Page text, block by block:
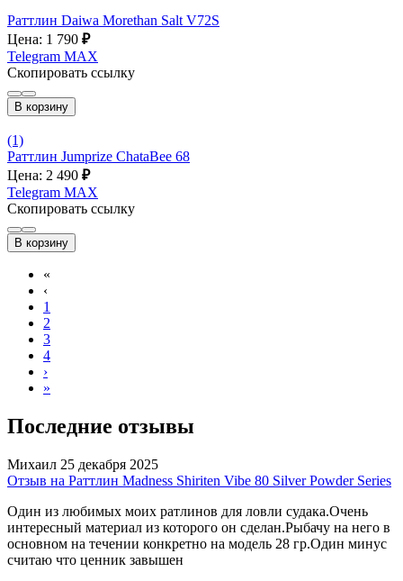
Раттлин Daiwa Morethan Salt V72S
Цена: 1 790 ₽
Telegram MAX
Скопировать ссылку
В корзину
(1)
Раттлин Jumprize ChataBee 68
Цена: 2 490 ₽
Telegram MAX
Скопировать ссылку
В корзину
«
‹
1
2
3
4
›
»
Последние отзывы
Михаил 25 декабря 2025
Отзыв на Раттлин Madness Shiriten Vibe 80 Silver Powder Series
Один из любимых моих ратлинов для ловли судака.Очень
интересный материал из которого он сделан.Рыбачу на него в
основном на течении конкретно на модель 28 гр.Один минус
считаю что ценник завышен